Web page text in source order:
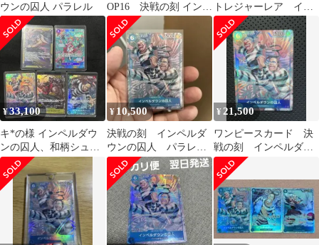
ウンの囚人 パラレル
OP16 決戦の刻 インペ
ルダウンの囚人 パラレ
ル おまけ付き
トレジャーレア イン
ペルダウンの囚人 パラ
レル セット
¥33,100
キ*の様 インペルダウ
ンの囚人、和柄シュガ
ー、他3枚
¥ 10,500
決戦の刻 インペルダ
ウンの囚人 パラレル
TR
¥21,500
ワンピースカード 決
戦の刻 インペルダウ
ンの囚人 トレジャー
レア